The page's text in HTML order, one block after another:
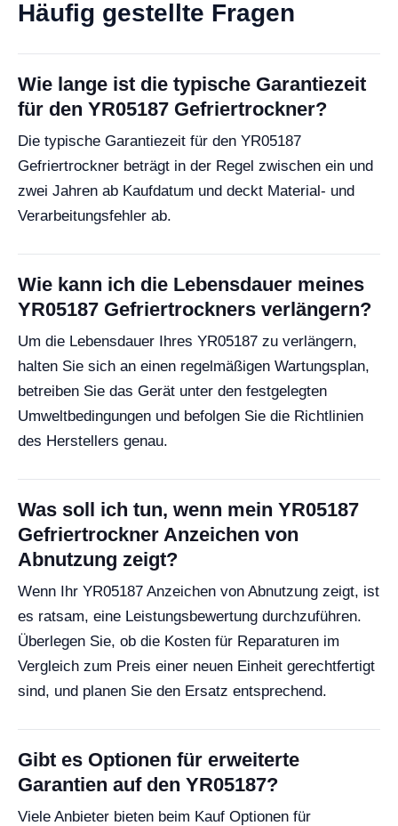
Häufig gestellte Fragen
Wie lange ist die typische Garantiezeit
für den YR05187 Gefriertrockner?
Die typische Garantiezeit für den YR05187
Gefriertrockner beträgt in der Regel zwischen ein und
zwei Jahren ab Kaufdatum und deckt Material- und
Verarbeitungsfehler ab.
Wie kann ich die Lebensdauer meines
YR05187 Gefriertrockners verlängern?
Um die Lebensdauer Ihres YR05187 zu verlängern,
halten Sie sich an einen regelmäßigen Wartungsplan,
betreiben Sie das Gerät unter den festgelegten
Umweltbedingungen und befolgen Sie die Richtlinien
des Herstellers genau.
Was soll ich tun, wenn mein YR05187
Gefriertrockner Anzeichen von
Abnutzung zeigt?
Wenn Ihr YR05187 Anzeichen von Abnutzung zeigt, ist
es ratsam, eine Leistungsbewertung durchzuführen.
Überlegen Sie, ob die Kosten für Reparaturen im
Vergleich zum Preis einer neuen Einheit gerechtfertigt
sind, und planen Sie den Ersatz entsprechend.
Gibt es Optionen für erweiterte
Garantien auf den YR05187?
Viele Anbieter bieten beim Kauf Optionen für